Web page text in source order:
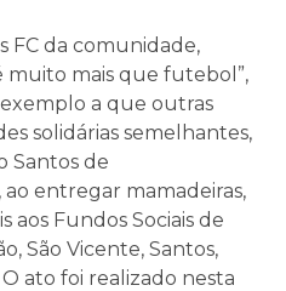
FC da comunidade,
mais que futebol”,
a que outras
solidárias semelhantes,
Santos de
ao entregar mamadeiras,
aos Fundos Sociais de
São Vicente, Santos,
ato foi realizado nesta